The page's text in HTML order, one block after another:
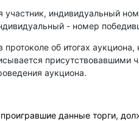
индивидуальный
- номер
об итогах
присутствовавшими
аукциона.
данные торги,